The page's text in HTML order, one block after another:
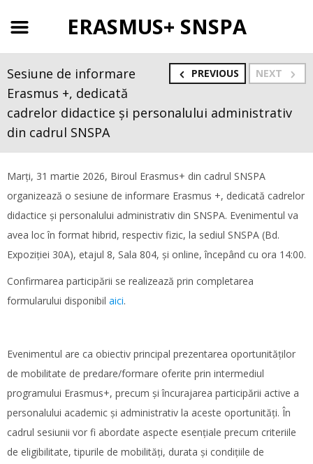
ERASMUS+ SNSPA
PREVIOUS NEXT
Sesiune de informare
Erasmus +, dedicată
cadrelor didactice și personalului administrativ
din cadrul SNSPA
Marți, 31 martie 2026, Biroul Erasmus+ din cadrul SNSPA
organizează o sesiune de informare Erasmus +, dedicată cadrelor
didactice și personalului administrativ din SNSPA. Evenimentul va
avea loc în format hibrid, respectiv fizic, la sediul SNSPA (Bd.
Expoziției 30A), etajul 8, Sala 804, și online, începând cu ora 14:00.
Confirmarea participării se realizează prin completarea
formularului disponibil aici.
Evenimentul are ca obiectiv principal prezentarea oportunităților
de mobilitate de predare/formare oferite prin intermediul
programului Erasmus+, precum și încurajarea participării active a
personalului academic și administrativ la aceste oportunități. În
cadrul sesiunii vor fi abordate aspecte esențiale precum criteriile
de eligibilitate, tipurile de mobilități, durata și condițiile de